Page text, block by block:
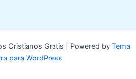
Cristianos Gratis | Powered by Tema
para WordPress